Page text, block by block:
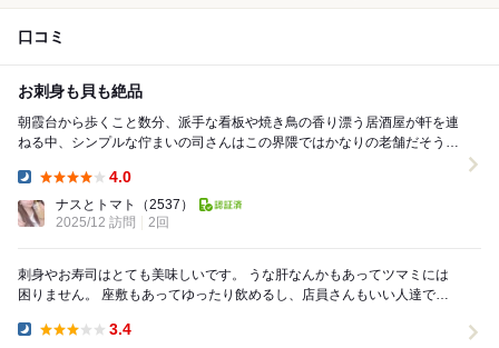
口コミ
お刺身も貝も絶品
朝霞台から歩くこと数分、派手な看板や焼き鳥の香り漂う居酒屋が軒を連
ねる中、シンプルな佇まいの司さんはこの界隈ではかなりの老舗だそうで
4.0
ナスとトマト
（2537）
2025/12 訪問
2回
刺身やお寿司はとても美味しいです。 うな肝なんかもあってツマミには
困りません。 座敷もあってゆったり飲めるし、店員さんもいい人達でし
3.4